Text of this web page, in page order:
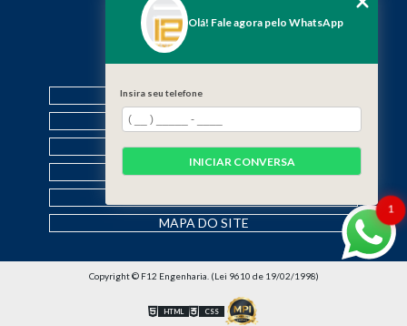
(19) 99968-7979
contato@f12engenharia.com.br
MENU
HOME
QUEM SOMOS
SERVIÇOS
CONTATO
MAPA DO SITE
Copyright © F12 Engenharia. (Lei 9610 de 19/02/1998)
HTML CSS
1
Olá! Fale agora pelo WhatsApp
Insira seu telefone
INICIAR CONVERSA